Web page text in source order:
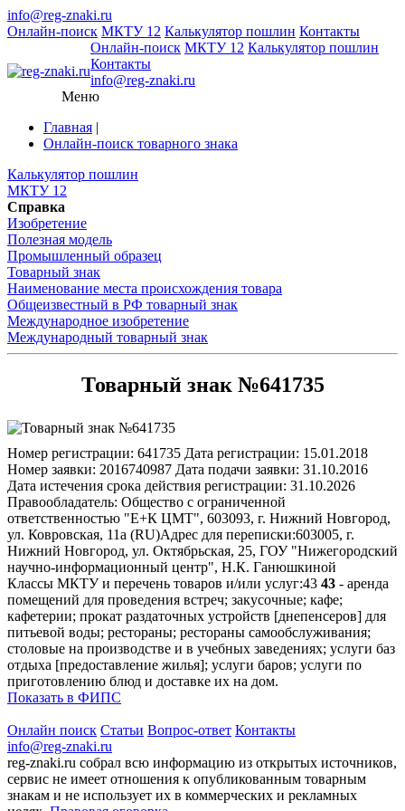
info@reg-znaki.ru
Онлайн-поиск МКТУ 12 Калькулятор пошлин Контакты
Онлайн-поиск МКТУ 12 Калькулятор пошлин
Контакты
info@reg-znaki.ru
Меню
Главная |
Онлайн-поиск товарного знака
Калькулятор пошлин
МКТУ 12
Справка
Изобретение
Полезная модель
Промышленный образец
Товарный знак
Наименование места происхождения товара
Общеизвестный в РФ товарный знак
Международное изобретение
Международный товарный знак
Товарный знак №641735
Номер регистрации: 641735 Дата регистрации: 15.01.2018
Номер заявки: 2016740987 Дата подачи заявки: 31.10.2016
Дата истечения срока действия регистрации: 31.10.2026
Правообладатель: Общество с ограниченной
ответственностью "Е+К ЦМТ", 603093, г. Нижний Новгород,
ул. Ковровская, 11а (RU)Адрес для переписки:603005, г.
Нижний Новгород, ул. Октябрьская, 25, ГОУ "Нижегородский
научно-информационный центр", Н.К. Ганюшкиной
Классы МКТУ и перечень товаров и/или услуг:43 43 - аренда
помещений для проведения встреч; закусочные; кафе;
кафетерии; прокат раздаточных устройств [днепенсеров] для
питьевой воды; рестораны; рестораны самообслуживания;
столовые на производстве и в учебных заведениях; услуги баз
отдыха [предоставление жилья]; услуги баров; услуги по
приготовлению блюд и доставке их на дом.
Показать в ФИПС
Онлайн поиск Статьи Вопрос-ответ Контакты
info@reg-znaki.ru
reg-znaki.ru собрал всю информацию из открытых источников,
сервис не имеет отношения к опубликованным товарным
знакам и не использует их в коммерческих и рекламных